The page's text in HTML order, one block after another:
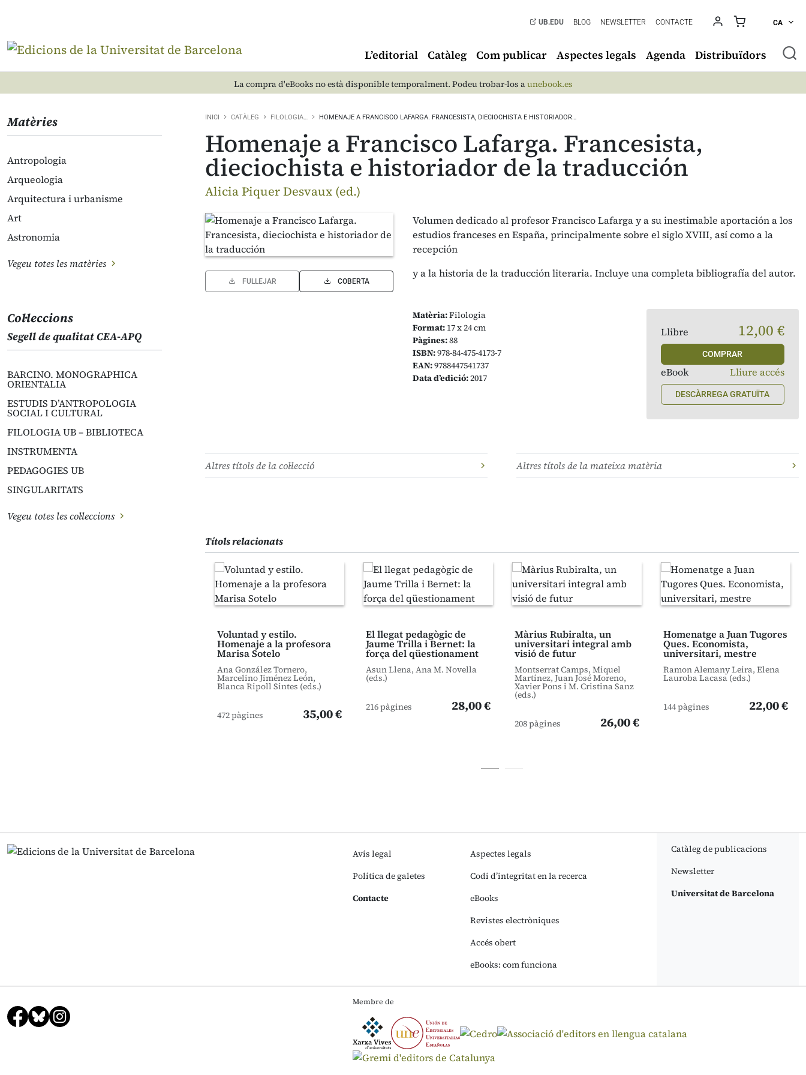
UB.EDU BLOG NEWSLETTER CONTACTE CA
L’editorial Catàleg Com publicar Aspectes legals Agenda Distribuïdors
La compra d'eBooks no està disponible temporalment. Podeu trobar-los aunebook.es
Matèries
Antropologia
Arqueologia
Arquitectura i urbanisme
Art
Astronomia
Vegeu totes les matèries
Col·leccions
Segell de qualitat CEA-APQ
BARCINO. MONOGRAPHICA
ORIENTALIA
ESTUDIS D’ANTROPOLOGIA
SOCIAL I CULTURAL
FILOLOGIA UB – BIBLIOTECA
INSTRUMENTA
PEDAGOGIES UB
SINGULARITATS
Vegeu totes les col·leccions
INICI CATÀLEG FILOLOGIA… HOMENAJE A FRANCISCO LAFARGA. FRANCESISTA, DIECIOCHISTA E HISTORIADOR…
Homenaje a Francisco Lafarga. Francesista,
dieciochista e historiador de la traducción
Alicia Piquer Desvaux (ed.)
FULLEJAR COBERTA
Volumen dedicado al profesor Francisco Lafarga y a su inestimable aportación a los
estudios franceses en España, principalmente sobre el siglo XVIII, así como a la
recepción
y a la historia de la traducción literaria. Incluye una completa bibliografía del autor.
Matèria:Filologia
Format: 17 x 24 cm
Pàgines:88
ISBN:978-84-475-4173-7
EAN:9788447541737
Data d’edició:2017
Llibre 12,00 €
COMPRAR
eBook Lliure accés
DESCÀRREGA GRATUÏTA
Altres títols de la col·lecció Altres títols de la mateixa matèria
Títols relacionats
Voluntad y estilo.
Homenaje a la profesora
Marisa Sotelo
Ana González Tornero,
Marcelino Jiménez León,
Blanca Ripoll Sintes (eds.)
472 pàgines 35,00 €
El llegat pedagògic de
Jaume Trilla i Bernet: la
força del qüestionament
Asun Llena, Ana M. Novella
(eds.)
216 pàgines 28,00 €
Màrius Rubiralta, un
universitari integral amb
visió de futur
Montserrat Camps, Miquel
Martínez, Juan José Moreno,
Xavier Pons i M. Cristina Sanz
(eds.)
208 pàgines 26,00 €
Homenatge a Juan Tugores
Ques. Economista,
universitari, mestre
Ramon Alemany Leira, Elena
Lauroba Lacasa (eds.)
144 pàgines 22,00 €
Avís legal
Política de galetes
Contacte
Aspectes legals
Codi d’integritat en la recerca
eBooks
Revistes electròniques
Accés obert
eBooks: com funciona
Catàleg de publicacions
Newsletter
Universitat de Barcelona
Membre de